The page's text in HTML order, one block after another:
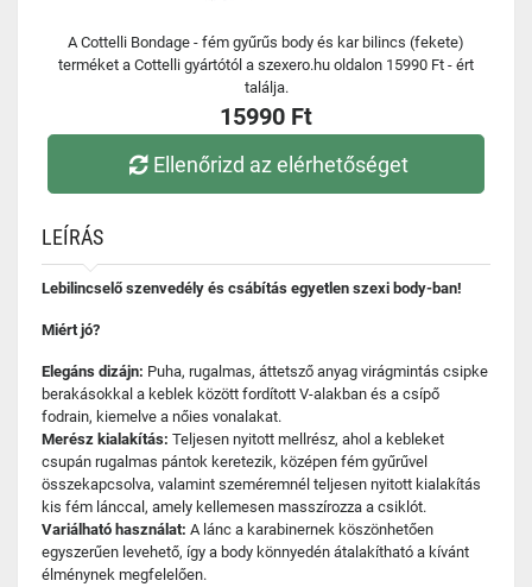
A Cottelli Bondage - fém gyűrűs body és kar bilincs (fekete)
terméket a Cottelli gyártótól a szexero.hu oldalon 15990 Ft - ért
találja.
15990 Ft
Ellenőrizd az elérhetőséget
LEÍRÁS
Lebilincselő szenvedély és csábítás egyetlen szexi body-ban!
Miért jó?
Elegáns dizájn: Puha, rugalmas, áttetsző anyag virágmintás csipke
berakásokkal a keblek között fordított V-alakban és a csípő
fodrain, kiemelve a nőies vonalakat.
Merész kialakítás: Teljesen nyitott mellrész, ahol a kebleket
csupán rugalmas pántok keretezik, középen fém gyűrűvel
összekapcsolva, valamint szeméremnél teljesen nyitott kialakítás
kis fém lánccal, amely kellemesen masszírozza a csiklót.
Variálható használat: A lánc a karabinernek köszönhetően
egyszerűen levehető, így a body könnyedén átalakítható a kívánt
élménynek megfelelően.